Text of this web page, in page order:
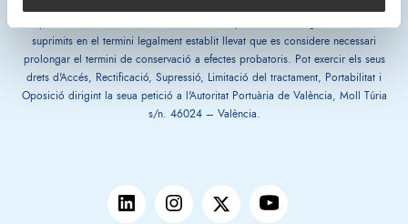
suprimits en el termini legalment establit llevat que es considere necessari
prolongar el termini de conservació a efectes probatoris. Pot exercir els seus
drets d'Accés, Rectificació, Supressió, Limitació del tractament, Portabilitat i
Oposició dirigint la seua petició a l'Autoritat Portuària de València, Moll Túria
s/n. 46024 – València.